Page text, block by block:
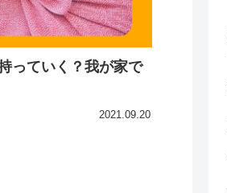
っていく？我が家で
2021.09.20